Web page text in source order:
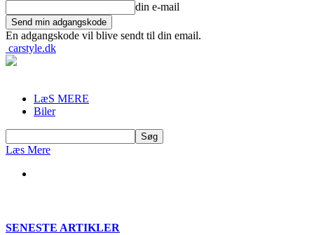
din e-mail
En adgangskode vil blive sendt til din email.
carstyle.dk
LæS MERE
Biler
Læs Mere
SENESTE ARTIKLER